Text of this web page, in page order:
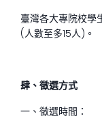
臺灣各大專院校學
(人數至多15人)。
肆、 徵選方式
一、徵選時間：